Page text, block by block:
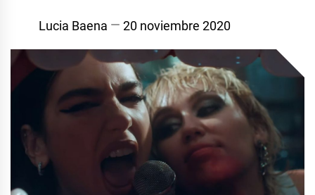
Lucia Baena 20 noviembre 2020